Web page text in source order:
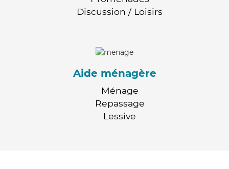
Discussion / Loisirs
Aide ménagère
Ménage
Repassage
Lessive